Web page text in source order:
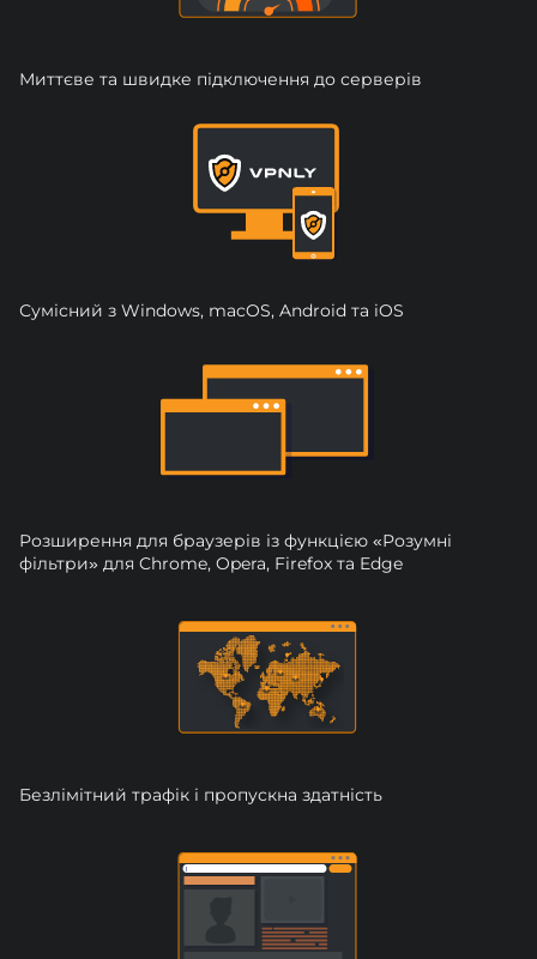
Миттєве та швидке підключення до серверів
Сумісний з Windows, macOS, Android та iOS
Розширення для браузерів із функцією «Розумні
фільтри» для Chrome, Opera, Firefox та Edge
Безлімітний трафік і пропускна здатність